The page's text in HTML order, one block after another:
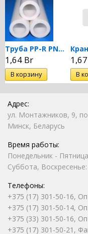
Труба PP-R PN 20 DN 25...
1,64 Br
Адрес:
ул. Монтажников, 9,
Минск, Беларусь
Время работы:
Понедельник -
Суббота,
Телефоны:
+375 (17) 301-50-16,
+375 (17) 301-50-14,
+375 (33) 301-50-16,
+375 (17) 301-50-21,